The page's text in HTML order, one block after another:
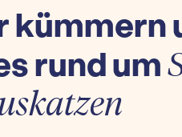
kümmern
rund um